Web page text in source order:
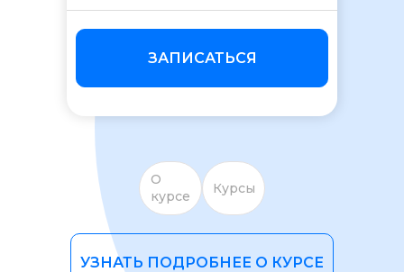
ЗАПИСАТЬСЯ
О
курсе
Курсы
УЗНАТЬ ПОДРОБНЕЕ О КУРСЕ